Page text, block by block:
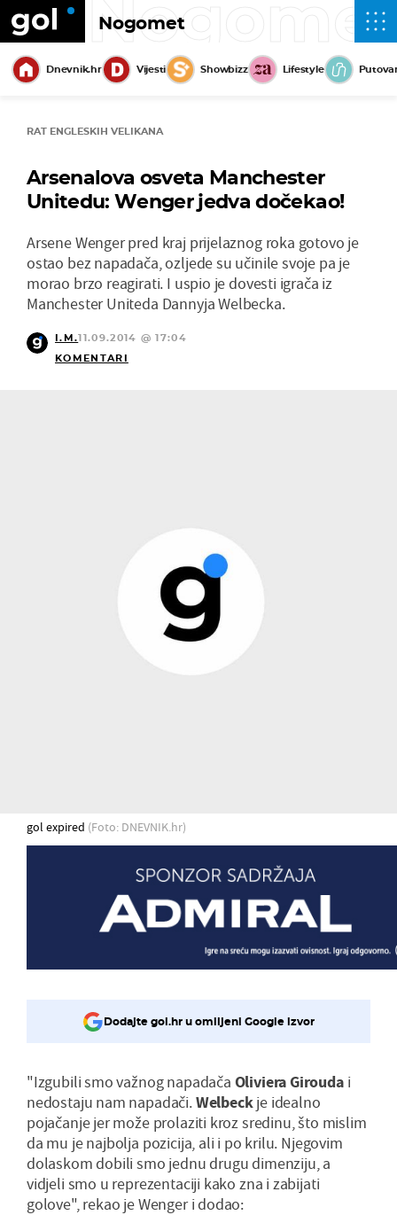
Nogomet
Dnevnik.hr Vijesti Showbizz Lifestyle
RAT ENGLESKIH VELIKANA
Arsenalova osveta Manchester
Unitedu: Wenger jedva dočekao!
Arsene Wenger pred kraj prijelaznog roka gotovo je
ostao bez napadača, ozljede su učinile svoje pa je
morao brzo reagirati. I uspio je dovesti igrača iz
Manchester Uniteda Dannyja Welbecka.
I.M.11.09.2014 @ 17:04
KOMENTARI
gol expired (Foto: DNEVNIK.hr)
Dodajte gol.hr u omiljeni Google izvor
"Izgubili smo važnog napadača Oliviera Giroudai
nedostaju nam napadači.Welbeckje idealno
pojačanje jer može prolaziti kroz sredinu, što mislim
da mu je najbolja pozicija, ali i po krilu. Njegovim
dolaskom dobili smo jednu drugu dimenziju, a
vidjeli smo u reprezentaciji kako zna i zabijati
golove", rekao je Wenger i dodao: